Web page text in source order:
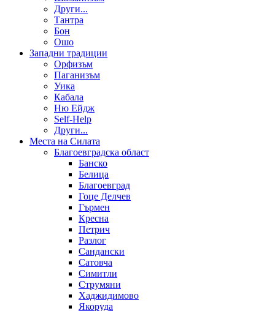
Други...
Тантра
Бон
Ошо
Западни традиции
Орфизъм
Паганизъм
Уика
Кабала
Ню Ейдж
Self-Help
Други...
Места на Силата
Благоевградска област
Банско
Белица
Благоевград
Гоце Делчев
Гърмен
Кресна
Петрич
Разлог
Сандански
Сатовча
Симитли
Струмяни
Хаджидимово
Якоруда